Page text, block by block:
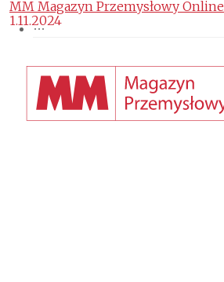
MM Magazyn Przemysłowy Online
1.11.2024